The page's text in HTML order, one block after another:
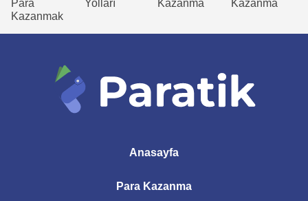
Para
Kazanmak
Yolları
Kazanma
Kazanma
Anasayfa
Para Kazanma